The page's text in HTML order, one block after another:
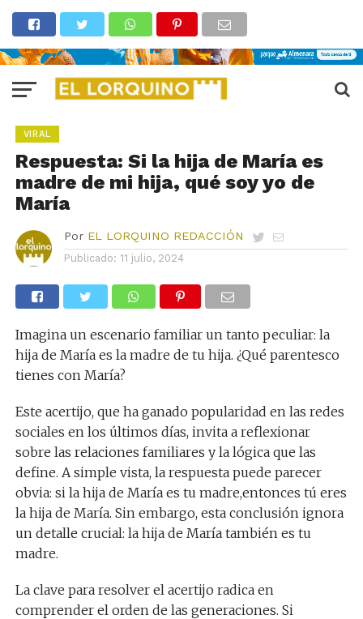
VIRAL
Respuesta: Si la hija de María es
madre de mi hija, qué soy yo de
María
Por EL LORQUINO REDACCIÓN
Publicado: 11 julio, 2024
Imagina un escenario familiar un tanto peculiar: la
hija de María es la madre de tu hija. ¿Qué parentesco
tienes con María?
Este acertijo, que ha ganado popularidad en las redes
sociales en los últimos días, invita a reflexionar
sobre las relaciones familiares y la lógica que las
define. A simple vista, la respuesta puede parecer
obvia: si la hija de María es tu madre,entonces tú eres
la hija de María. Sin embargo, esta conclusión ignora
un detalle crucial: la hija de María también es tu
madre.
La clave para resolver el acertijo radica en
comprender el orden de las generaciones. Si